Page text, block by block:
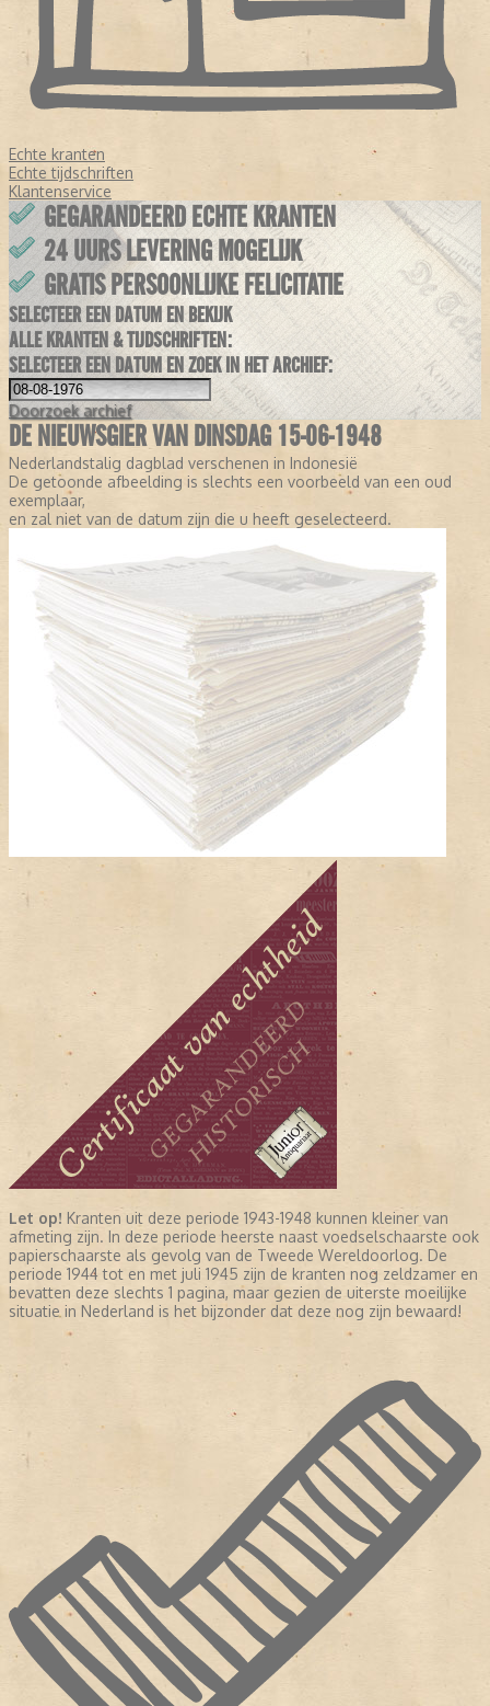
Echte kranten
Echte tijdschriften
Klantenservice
GEGARANDEERD ECHTE KRANTEN
24 UURS LEVERING MOGELIJK
GRATIS PERSOONLIJKE FELICITATIE
SELECTEER EEN DATUM EN BEKIJK
ALLE KRANTEN & TIJDSCHRIFTEN:
SELECTEER EEN DATUM EN ZOEK IN HET ARCHIEF:
Doorzoek archief
DE NIEUWSGIER VAN DINSDAG 15-06-1948
Nederlandstalig dagblad verschenen in Indonesië
De getoonde afbeelding is slechts een voorbeeld van een oud
exemplaar,
en zal niet van de datum zijn die u heeft geselecteerd.
Let op! Kranten uit deze periode 1943-1948 kunnen kleiner van
afmeting zijn. In deze periode heerste naast voedselschaarste ook
papierschaarste als gevolg van de Tweede Wereldoorlog. De
periode 1944 tot en met juli 1945 zijn de kranten nog zeldzamer en
bevatten deze slechts 1 pagina, maar gezien de uiterste moeilijke
situatie in Nederland is het bijzonder dat deze nog zijn bewaard!